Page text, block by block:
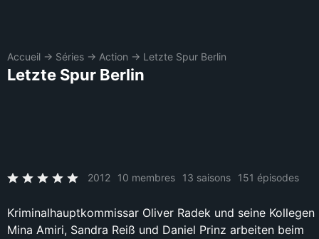
Accueil → Séries → Action → Letzte Spur Berlin
Letzte Spur Berlin
2012 10 membres 13 saisons 151 épisodes
Kriminalhauptkommissar Oliver Radek und seine Kollegen
Mina Amiri, Sandra Reiß und Daniel Prinz arbeiten beim